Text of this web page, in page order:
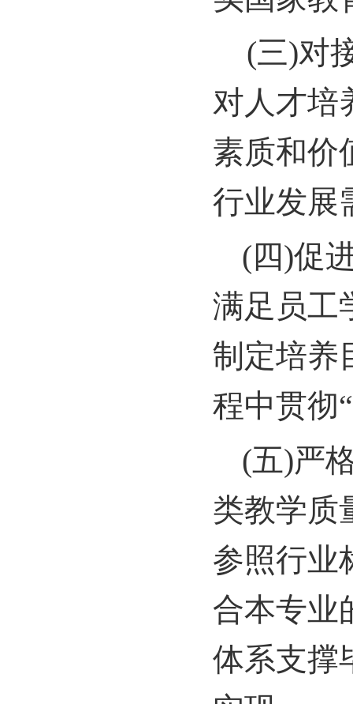
(三)对
对人才培
素质和价
行业发展
(四)促
满足员工
制定培养
程中贯彻
(五)严
类教学质
参照行业
合本专业
体系支撑